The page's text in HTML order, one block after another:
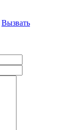
Вызвать